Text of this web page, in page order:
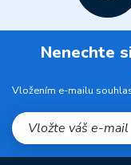
Nenechte
Vložením e-mailu